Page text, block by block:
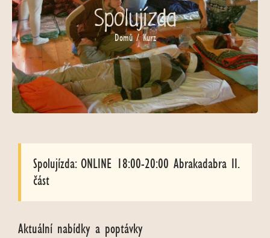
Spolujízda
Domů/ Kurz
Spolujízda: ONLINE 18:00-20:00 Abrakadabra II.
část
Aktuální nabídky a poptávky